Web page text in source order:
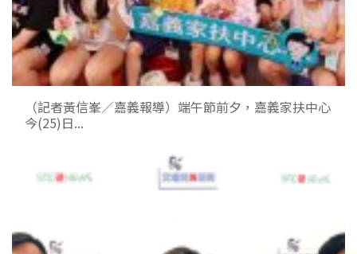
（記者黃信峯／嘉義報導）端午節前夕，嘉義家扶中心
今(25)日...